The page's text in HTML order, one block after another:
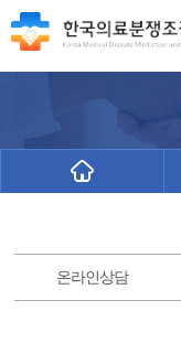
온라인상담